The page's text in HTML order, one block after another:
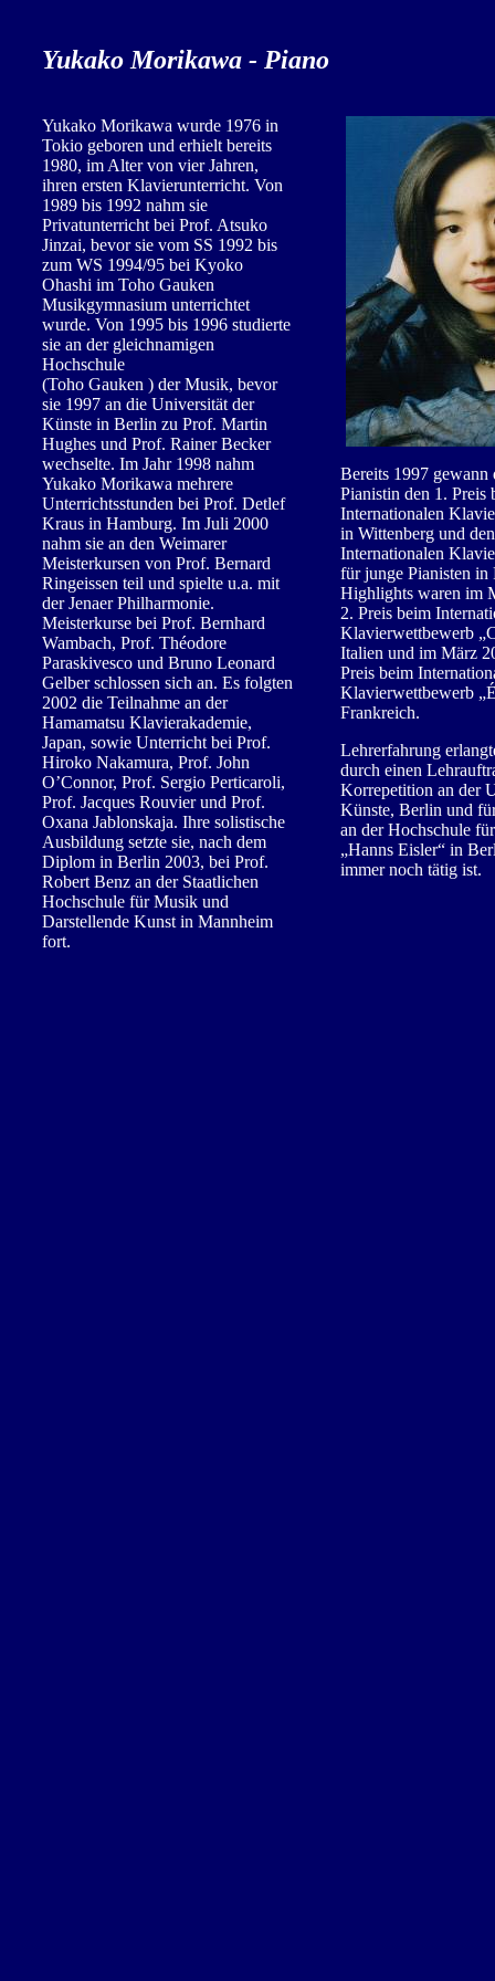
Yukako Morikawa - Piano
Yukako Morikawa wurde 1976 in
Tokio geboren und erhielt bereits
1980, im Alter von vier Jahren,
ihren ersten Klavierunterricht. Von
1989 bis 1992 nahm sie
Privatunterricht bei Prof. Atsuko
Jinzai, bevor sie vom SS 1992 bis
zum WS 1994/95 bei Kyoko
Ohashi im Toho Gauken
Musikgymnasium unterrichtet
wurde. Von 1995 bis 1996 studierte
sie an der gleichnamigen
Hochschule
(Toho Gauken ) der Musik, bevor
sie 1997 an die Universität der
Künste in Berlin zu Prof. Martin
Hughes und Prof. Rainer Becker
wechselte. Im Jahr 1998 nahm
Yukako Morikawa mehrere
Unterrichtsstunden bei Prof. Detlef
Kraus in Hamburg. Im Juli 2000
nahm sie an den Weimarer
Meisterkursen von Prof. Bernard
Ringeissen teil und spielte u.a. mit
der Jenaer Philharmonie.
Meisterkurse bei Prof. Bernhard
Wambach, Prof. Théodore
Paraskivesco und Bruno Leonard
Gelber schlossen sich an. Es folgten
2002 die Teilnahme an der
Hamamatsu Klavierakademie,
Japan, sowie Unterricht bei Prof.
Hiroko Nakamura, Prof. John
O’Connor, Prof. Sergio Perticaroli,
Prof. Jacques Rouvier und Prof.
Oxana Jablonskaja. Ihre solistische
Ausbildung setzte sie, nach dem
Diplom in Berlin 2003, bei Prof.
Robert Benz an der Staatlichen
Hochschule für Musik und
Darstellende Kunst in Mannheim
fort.
Bereits 1997 gewann
Pianistin den 1. Preis
Internationalen
in Wittenberg und
Internationalen
für junge Pianisten in
Highlights waren im
2. Preis beim
Klavierwettbewerb
Italien und im März
Preis beim
Klavierwettbewerb
Frankreich.
Lehrerfahrung
durch einen
Korrepetition an der
Künste, Berlin und
an der Hochschule
„Hanns Eisler“ in
immer noch tätig ist.